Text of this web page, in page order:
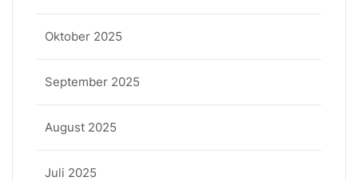
Oktober 2025
September 2025
August 2025
Juli 2025